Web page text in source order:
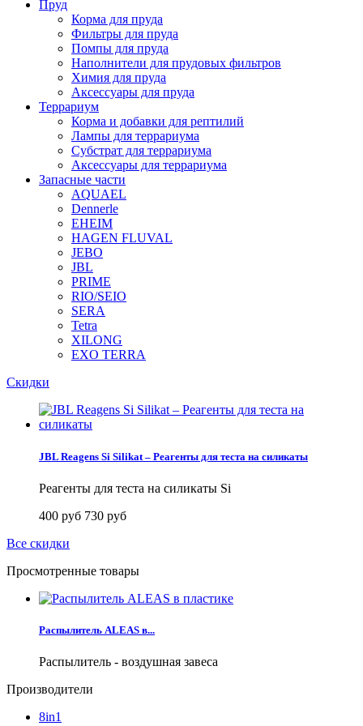
Пруд
Корма для пруда
Фильтры для пруда
Помпы для пруда
Наполнители для прудовых фильтров
Химия для пруда
Аксессуары для пруда
Террариум
Корма и добавки для рептилий
Лампы для террариума
Субстрат для террариума
Аксессуары для террариума
Запасные части
AQUAEL
Dennerle
EHEIM
HAGEN FLUVAL
JEBO
JBL
PRIME
RIO/SEIO
SERA
Tetra
XILONG
EXO TERRA
Скидки
JBL Reagens Si Silikat – Реагенты для теста на силикаты
Реагенты для теста на силикаты Si
400 руб 730 руб
Все скидки
Просмотренные товары
Распылитель ALEAS в...
Распылитель - воздушная завеса
Производители
8in1